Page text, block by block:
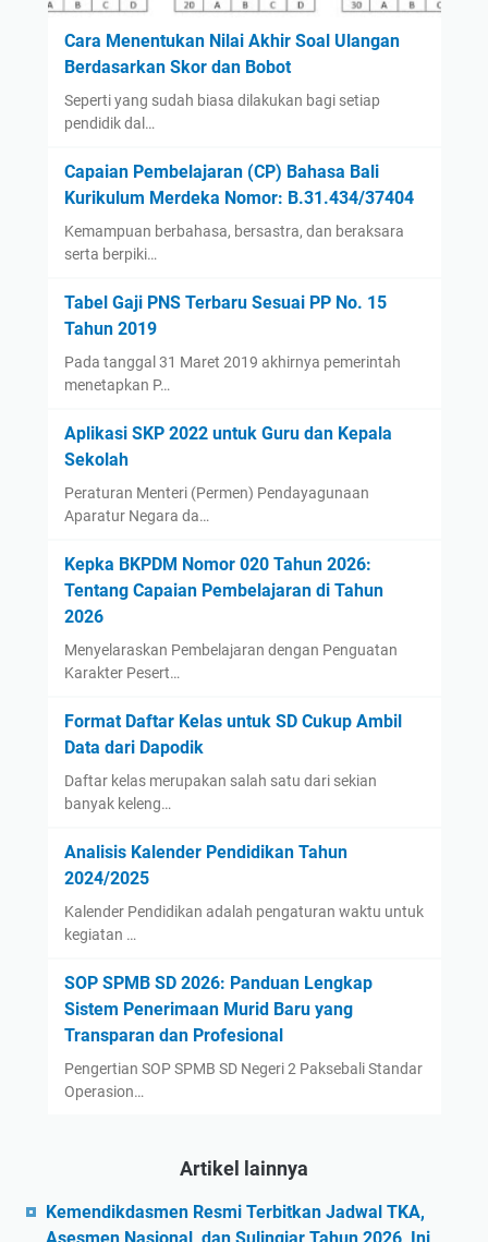
Cara Menentukan Nilai Akhir Soal Ulangan
Berdasarkan Skor dan Bobot
Seperti yang sudah biasa dilakukan bagi setiap
pendidik dal…
Capaian Pembelajaran (CP) Bahasa Bali
Kurikulum Merdeka Nomor: B.31.434/37404
Kemampuan berbahasa, bersastra, dan beraksara
serta berpiki…
Tabel Gaji PNS Terbaru Sesuai PP No. 15
Tahun 2019
Pada tanggal 31 Maret 2019 akhirnya pemerintah
menetapkan P…
Aplikasi SKP 2022 untuk Guru dan Kepala
Sekolah
Peraturan Menteri (Permen) Pendayagunaan
Aparatur Negara da…
Kepka BKPDM Nomor 020 Tahun 2026:
Tentang Capaian Pembelajaran di Tahun
2026
Menyelaraskan Pembelajaran dengan Penguatan
Karakter Pesert…
Format Daftar Kelas untuk SD Cukup Ambil
Data dari Dapodik
Daftar kelas merupakan salah satu dari sekian
banyak keleng…
Analisis Kalender Pendidikan Tahun
2024/2025
Kalender Pendidikan adalah pengaturan waktu untuk
kegiatan …
SOP SPMB SD 2026: Panduan Lengkap
Sistem Penerimaan Murid Baru yang
Transparan dan Profesional
Pengertian SOP SPMB SD Negeri 2 Paksebali Standar
Operasion…
Artikel lainnya
Kemendikdasmen Resmi Terbitkan Jadwal TKA,